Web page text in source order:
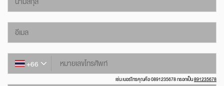
อีเมล
+66 หมายเลขโทรศัพท์
เช่น เบอร์โทรคุณคือ 0891235678 กรอกเป็น891235678